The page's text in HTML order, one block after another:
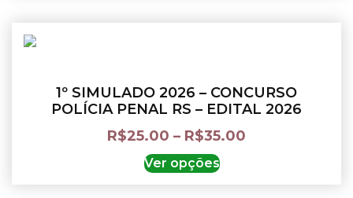
1º SIMULADO 2026 – CONCURSO
POLÍCIA PENAL RS – EDITAL 2026
R$25.00 – R$35.00
Ver opções